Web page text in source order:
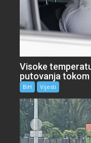
Visoke
putovanja tokom
BiH Vijesti